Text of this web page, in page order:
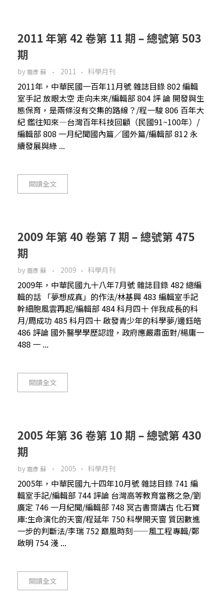
2011 年第 42 卷第 11 期 – 總號第 503
期
by 裔彥 蘇 2011 科學月刊
2011年，中華民國一百年11月號 雜誌目錄 802 編輯
室手記 放眼太空 走向未來/編輯部 804 評 論 開發與生
態保育，是兩條沒有交集的路線？/程一駿 806 百年大
紀 鑑往知來—台灣百年科技回顧（民國91~100年）/
編輯部 808 一月紀聞國內篇／國外篇/編輯部 812 永
續發展與綠 ...
閱讀全文
2009 年第 40 卷第 7 期 – 總號第 475
期
by 裔彥 蘇 2009 科學月刊
2009年，中華民國九十八年7月號 雜誌目錄 482 總編
輯的話 「夢想成真」的作法/林基興 483 編輯室手記
幹細胞風雲再起/編輯部 484 科月四十 伴我成長的科
月/周成功 485 科月四十 啟發青少年的科學夢/邊鈺皓
486 評論 國外醫學學歷認證，政府應嚴肅面對/楊庸一
488 一 ...
閱讀全文
2005 年第 36 卷第 10 期 – 總號第 430
期
by 裔彥 蘇 2005 科學月刊
2005年，中華民國九十四年10月號 雜誌目錄 741 編
輯室手記/編輯部 744 評論 台灣高等教育當務之急/劉
廣定 746 一月紀聞/編輯部 748 冥古書齋講古 化石寶
庫:生命演化的天窗/程延年 750 科學開天窗 質因數進
一步的判斷法/李瑞 752 巔風時刻——風工程專輯/鄭
啟明 754 淺 ...
閱讀全文